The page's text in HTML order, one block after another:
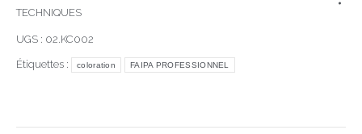
TECHNIQUES
UGS : 02.KC002
Étiquettes : coloration FAIPA PROFESSIONNEL